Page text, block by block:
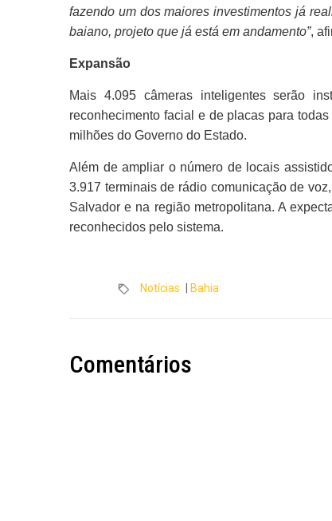
fazendo um dos maiores investimentos já
baiano, projeto que já está em andamento”,
Expansão
Mais 4.095 câmeras inteligentes serão
reconhecimento facial e de placas para
milhões do Governo do Estado.
Além de ampliar o número de locais
3.917 terminais de rádio comunicação de
Salvador e na região metropolitana. A
reconhecidos pelo sistema.
Notícias Bahia
Comentários